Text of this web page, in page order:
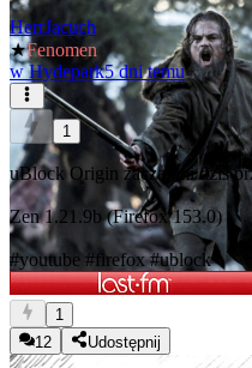
HerrJacuch
★Fenomen
w Hydepark5 dni temu
1
uBlock Origin zaczał mi dziś
Zen 1.21.9b (Firefox 153.0)
#youtube #firefox #ublock
1
12
Udostępnij